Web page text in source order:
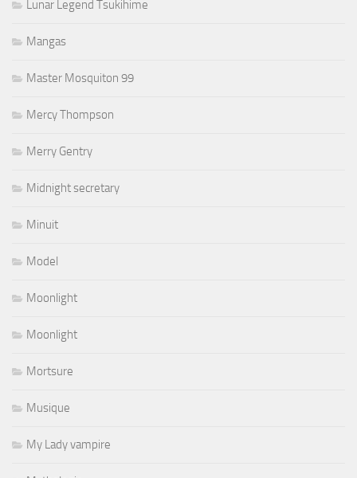
Lunar Legend Tsukihime
Mangas
Master Mosquiton 99
Mercy Thompson
Merry Gentry
Midnight secretary
Minuit
Model
Moonlight
Moonlight
Mortsure
Musique
My Lady vampire